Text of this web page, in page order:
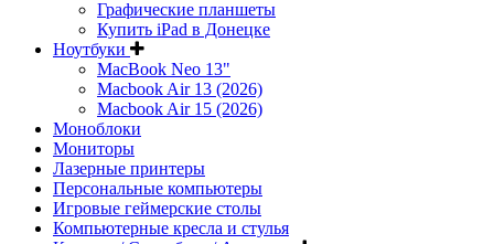
Графические планшеты
Купить iPad в Донецке
Ноутбуки
MacBook Neo 13"
Macbook Air 13 (2026)
Macbook Air 15 (2026)
Моноблоки
Мониторы
Лазерные принтеры
Персональные компьютеры
Игровые геймерские столы
Компьютерные кресла и стулья